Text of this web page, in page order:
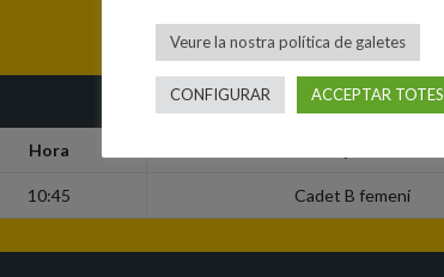
Hora
10:45 Cadet B femení
Veure la nostra política de galetes
CONFIGURAR ACCEPTAR TOTES